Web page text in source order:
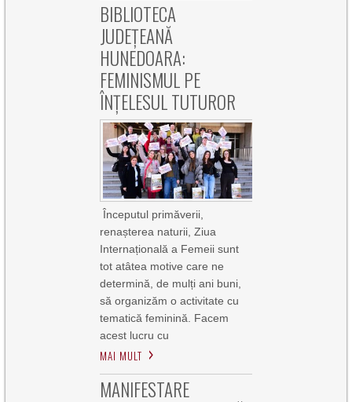
BIBLIOTECA
JUDEȚEANĂ
HUNEDOARA:
FEMINISMUL PE
ÎNȚELESUL TUTUROR
Începutul primăverii,
renașterea naturii, Ziua
Internațională a Femeii sunt
tot atâtea motive care ne
determină, de mulți ani buni,
să organizăm o activitate cu
tematică feminină. Facem
acest lucru cu
MAI MULT
MANIFESTARE